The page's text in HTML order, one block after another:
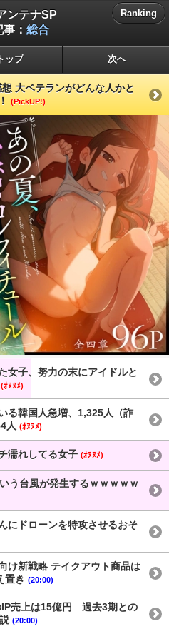
ンテナSP
： 総合
Ranking
トップ 次へ
大ベテランがどんな人かと
(PickUP!)
女子、努力の末にアイドルと
(ｵﾇﾇﾒ)
る韓国人急増、1,325人（詐
人 (ｵﾇﾇﾒ)
濡れしてる女子 (ｵﾇﾇﾒ)
う台風が発生するｗｗｗｗｗ
にドローンを特攻させるおそ
け新戦略 テイクアウト商品は
置き (20:00)
IP売上は15億円 過去3期との
(20:00)